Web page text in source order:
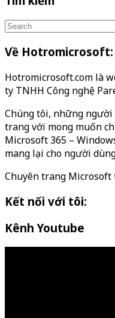
Về Hotromicrosoft:
Hotromicrosoft.com là
ty TNHH Công nghệ
Chúng tôi, những
trang với mong muốn
Microsoft 365 –
mang lại cho người
Chuyên trang Microsoft
Kết nối với tôi:
Kênh Youtube